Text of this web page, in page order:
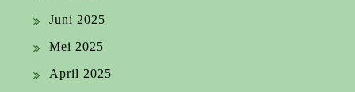
Juni 2025
Mei 2025
April 2025